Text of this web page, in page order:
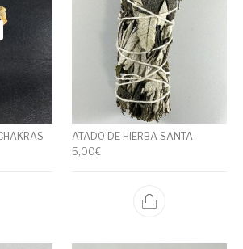
ATADO DE HIERBA SANTA
5,00€